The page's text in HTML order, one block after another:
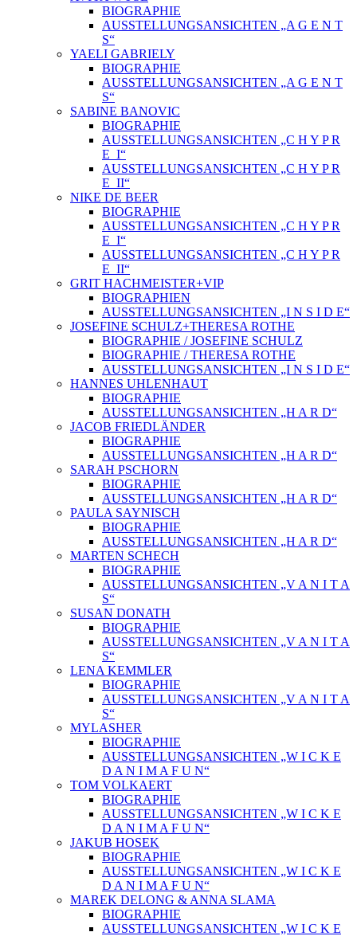
BIOGRAPHIE
AUSSTELLUNGSANSICHTEN „A G E N T
S“
YAELI GABRIELY
BIOGRAPHIE
AUSSTELLUNGSANSICHTEN „A G E N T
S“
SABINE BANOVIC
BIOGRAPHIE
AUSSTELLUNGSANSICHTEN „C H Y P R
E_I“
AUSSTELLUNGSANSICHTEN „C H Y P R
E_II“
NIKE DE BEER
BIOGRAPHIE
AUSSTELLUNGSANSICHTEN „C H Y P R
E_I“
AUSSTELLUNGSANSICHTEN „C H Y P R
E_II“
GRIT HACHMEISTER+VIP
BIOGRAPHIEN
AUSSTELLUNGSANSICHTEN „I N S I D E“
JOSEFINE SCHULZ+THERESA ROTHE
BIOGRAPHIE / JOSEFINE SCHULZ
BIOGRAPHIE / THERESA ROTHE
AUSSTELLUNGSANSICHTEN „I N S I D E“
HANNES UHLENHAUT
BIOGRAPHIE
AUSSTELLUNGSANSICHTEN „H A R D“
JACOB FRIEDLÄNDER
BIOGRAPHIE
AUSSTELLUNGSANSICHTEN „H A R D“
SARAH PSCHORN
BIOGRAPHIE
AUSSTELLUNGSANSICHTEN „H A R D“
PAULA SAYNISCH
BIOGRAPHIE
AUSSTELLUNGSANSICHTEN „H A R D“
MARTEN SCHECH
BIOGRAPHIE
AUSSTELLUNGSANSICHTEN „V A N I T A
S“
SUSAN DONATH
BIOGRAPHIE
AUSSTELLUNGSANSICHTEN „V A N I T A
S“
LENA KEMMLER
BIOGRAPHIE
AUSSTELLUNGSANSICHTEN „V A N I T A
S“
MYLASHER
BIOGRAPHIE
AUSSTELLUNGSANSICHTEN „W I C K E
D A N I M A F U N“
TOM VOLKAERT
BIOGRAPHIE
AUSSTELLUNGSANSICHTEN „W I C K E
D A N I M A F U N“
JAKUB HOSEK
BIOGRAPHIE
AUSSTELLUNGSANSICHTEN „W I C K E
D A N I M A F U N“
MAREK DELONG & ANNA SLAMA
BIOGRAPHIE
AUSSTELLUNGSANSICHTEN „W I C K E